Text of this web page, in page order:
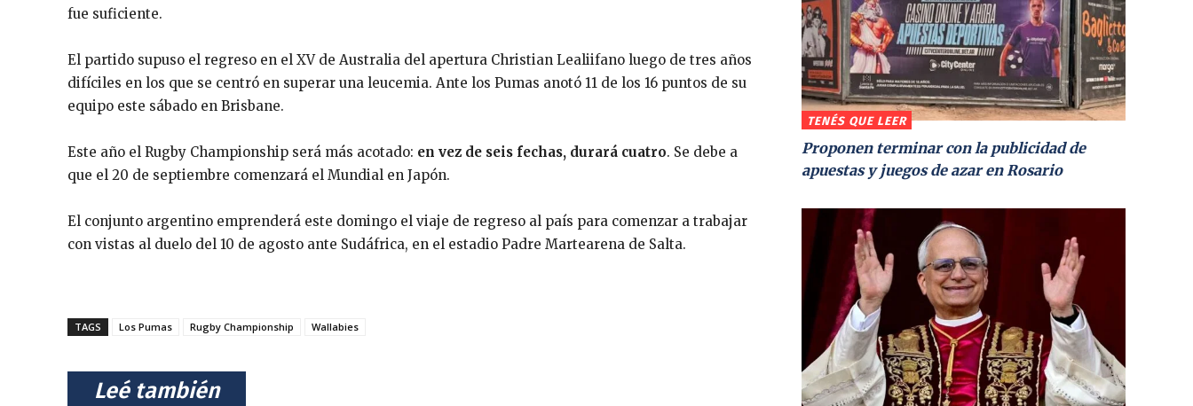
fue suficiente.
El partido supuso el regreso en el XV de Australia del apertura Christian Lealiifano luego de tres años
difíciles en los que se centró en superar una leucemia. Ante los Pumas anotó 11 de los 16 puntos de su
equipo este sábado en Brisbane.
Este año el Rugby Championship será más acotado: en vez de seis fechas, durará cuatro. Se debe a
que el 20 de septiembre comenzará el Mundial en Japón.
El conjunto argentino emprenderá este domingo el viaje de regreso al país para comenzar a trabajar
con vistas al duelo del 10 de agosto ante Sudáfrica, en el estadio Padre Martearena de Salta.
TAGS Los Pumas Rugby Championship Wallabies
⠀Leé también⠀
TENÉS QUE LEER
Proponen terminar con la publicidad de
apuestas y juegos de azar en Rosario